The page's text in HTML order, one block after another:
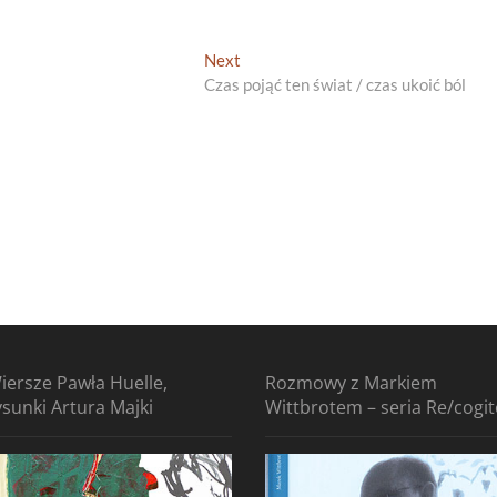
NextNext
post:
Czas pojąć ten świat / czas ukoić ból
Pawła Huelle,
Artura Majki
Rozmowy z Markiem
Wittbrotem – seria Re/